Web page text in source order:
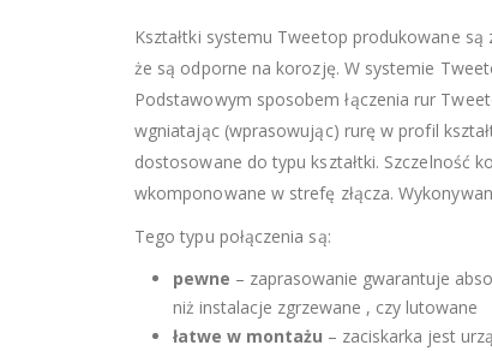
Kształtki systemu Tweetop produkowane
że są odporne na korozję. W systemie
Podstawowym sposobem łączenia rur
wgniatając (wprasowując) rurę w profil
dostosowane do typu kształtki. Szczelność
wkomponowane w strefę złącza.
Tego typu połączenia są:
pewne – zaprasowanie gwarantuje
niż instalacje zgrzewane , czy lutowane
łatwe w montażu – zaciskarka jest